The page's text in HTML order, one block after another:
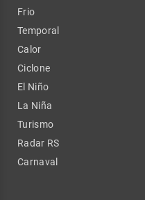
Frio
Temporal
Calor
Ciclone
El Niño
La Niña
Turismo
Radar RS
Carnaval